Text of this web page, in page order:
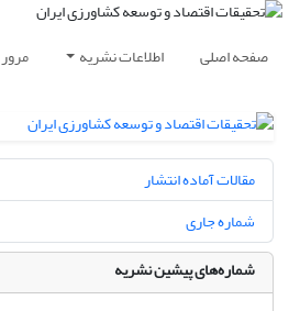
صفحه اصلی اطلاعات نشریه مرور
مقالات آماده انتشار
شماره جاری
شماره‌های پیشین نشریه